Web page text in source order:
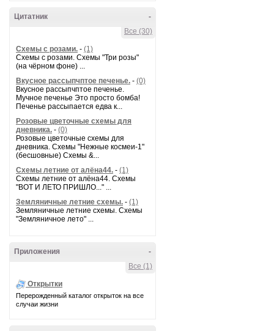
-
Цитатник
Все (30)
Схемы с розами. - (1)
Схемы с розами. Схемы "Три розы"
(на чёрном фоне) ...
Вкусное рассыпчптое печенье. - (0)
Вкусное рассыпчптое печенье.
Мучное печенье Это просто бомба!
Печенье рассыпается едва к...
Розовые цветочные схемы для
дневника. - (0)
Розовые цветочные схемы для
дневника. Схемы "Нежные космеи-1"
(бесшовные) Схемы &...
Схемы летние от алёна44. - (1)
Схемы летние от алёна44. Схемы
"ВОТ И ЛЕТО ПРИШЛО..." ...
Земляничные летние схемы. - (1)
Земляничные летние схемы. Схемы
"Земляничное лето" ...
-
Приложения
Все (1)
Открытки
Перерожденный каталог открыток на все
случаи жизни